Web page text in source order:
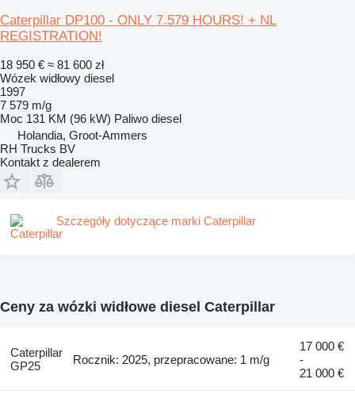
Caterpillar DP100 - ONLY 7.579 HOURS! + NL
REGISTRATION!
18 950 € ≈ 81 600 zł
Wózek widłowy diesel
1997
7 579 m/g
Moc 131 KM (96 kW) Paliwo diesel
Holandia, Groot-Ammers
RH Trucks BV
Kontakt z dealerem
Szczegóły dotyczące marki Caterpillar
Ceny za wózki widłowe diesel Caterpillar
Caterpillar
GP25
Rocznik: 2025, przepracowane: 1 m/g
17 000 €
-
21 000 €